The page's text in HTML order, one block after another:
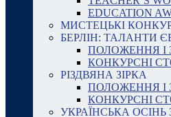
EDUCATION
МИСТЕЦЬКІ
БЕРЛІН: ТАЛАНТИ
ПОЛОЖЕННЯ І
КОНКУРСНІ
РІЗДВЯНА ЗІРКА
ПОЛОЖЕННЯ І
КОНКУРСНІ
УКРАЇНСЬКА ОСІНЬ